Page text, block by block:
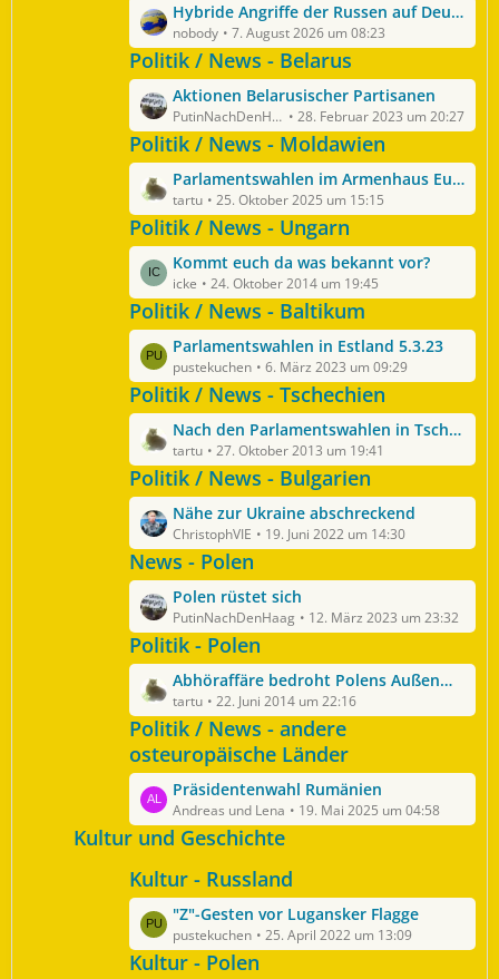
L
e
t
z
t
e
B
e
i
t
r
ä
g
e
Hybride Angriffe der Russen auf Deutschland und unsere EU-Partner - incl. NATO-Partner
nobody 7. August 2026 um 08:23
Politik / News - Belarus
L
e
t
z
t
e
B
e
i
t
r
ä
g
e
Aktionen ​Belarusischer Partisanen
PutinNachDenHaag 28. Februar 2023 um 20:27
Politik / News - Moldawien
L
e
t
z
t
e
B
e
i
t
r
g
e
Parlamentswahlen im Armenhaus Europas
tartu 25. Oktober 2025 um 15:15
Politik / News - Ungarn
L
e
t
z
t
e
B
e
i
t
r
ä
g
e
Kommt euch da was bekannt vor?
icke 24. Oktober 2014 um 19:45
Politik / News - Baltikum
L
e
t
z
t
e
B
e
i
t
r
ä
g
e
Parlamentswahlen in Estland 5.3.23
pustekuchen 6. März 2023 um 09:29
Politik / News - Tschechien
L
e
t
z
t
e
B
e
i
t
r
g
e
Nach den Parlamentswahlen in Tschechien: Kein Ende der politischen Krise in Sicht
tartu 27. Oktober 2013 um 19:41
Politik / News - Bulgarien
L
e
t
z
t
e
B
e
i
t
r
ä
g
e
Nähe zur Ukraine abschreckend
ChristophVIE 19. Juni 2022 um 14:30
News - Polen
L
e
t
z
t
e
B
e
i
t
r
ä
e
Polen rüstet sich
PutinNachDenHaag 12. März 2023 um 23:32
Politik - Polen
L
e
t
z
t
e
B
e
t
r
ä
g
e
Abhöraffäre bedroht Polens Außenminister
tartu 22. Juni 2014 um 22:16
Politik / News - andere
osteuropäische Länder
L
e
t
t
e
B
e
i
Präsidentenwahl Rumänien
Andreas und Lena 19. Mai 2025 um 04:58
Kultur und Geschichte
Kultur - Russland
L
e
t
"Z"-Gesten vor Lugansker Flagge
pustekuchen 25. April 2022 um 13:09
Kultur - Polen